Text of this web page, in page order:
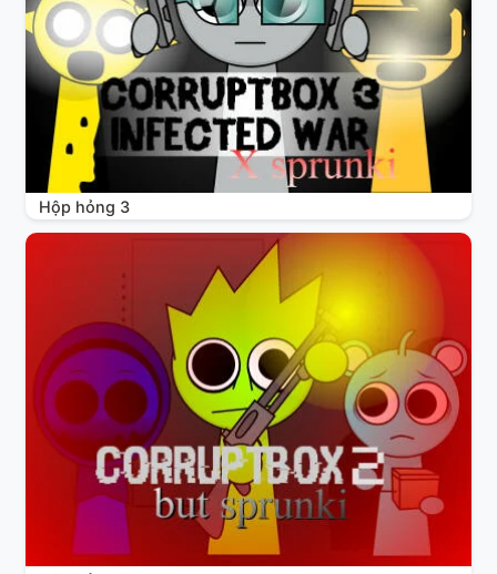
Hộp hỏng 3